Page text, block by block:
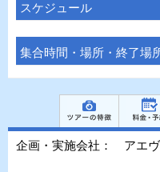
スケジュール
集合時間・場所・終了場
企画・実施会社： アエ